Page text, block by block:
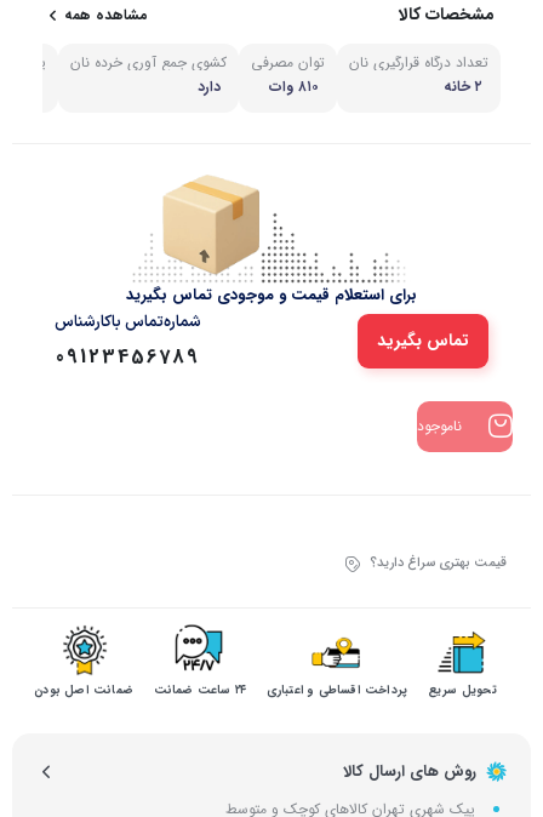
مشخصات کالا مشاهده همه
تعداد درگاه قرارگیری نان
۲ خانه
توان مصرفی
۸۱۰ وات
کشوی جمع آوری خرده نان
دارد
یخ
برای استعلام قیمت و موجودی تماس بگیرید
تماس بگیرید
شماره‌تماس‌ با‌کارشناس
09123456789
ناموجود
قیمت بهتری سراغ دارید؟
تحویل سریع پرداخت اقساطی و اعتباری ۲۴ ساعت ضمانت ضمانت اصل بودن
روش های ارسال کالا
پیک شهری تهران کالاهای کوچک و متوسط